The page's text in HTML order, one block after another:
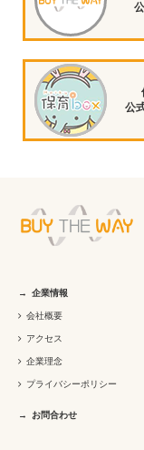
公
企業情報
会社概要
アクセス
企業理念
プライバシーポリシー
お問合わせ